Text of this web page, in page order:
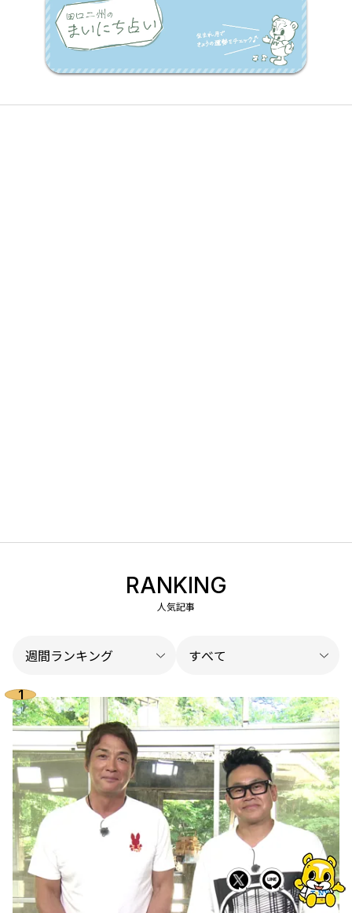
RANKING
人気記事